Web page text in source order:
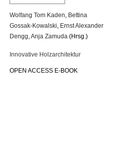
Wolfang Tom Kaden, Bet­ti­na
Gossak-Ko­wal­ski, Ernst Alex­an­der
Dengg,Anja Za­mu­da (Hrsg.)
In­no­va­ti­ve Holz­ar­chi­tek­tur
OPEN AC­CESS E-BOOK